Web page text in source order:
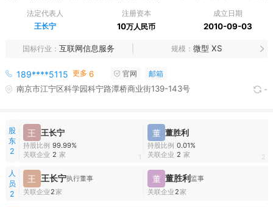
法定代表人
王长宁
注册资本
10万人民币
成立日期
2010-09-03
国标行业 互联网信息服务 规模 微型 XS
189****5115 更多 6 官网 邮箱
南京市江宁区科学园科宁路潭桥商业街139-143号 -
股
东
2
王 王长宁
持股比例 99.99%
关联企业 2 家 1
董 董胜利
持股比例 0.01%
关联企业 2 家 2
人
员
2
王 王长宁执行董事
关联企业2家
董 董胜利 监事
关联企业2家